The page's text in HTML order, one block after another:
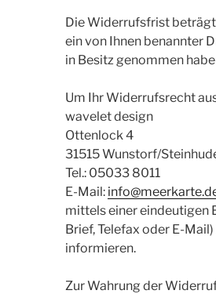
Die Widerrufsfrist beträgt
ein von Ihnen benannter
in Besitz genommen
Um Ihr Widerrufsrecht
wavelet design
Ottenlock 4
31515 Wunstorf/
Tel.: 05033 8011
E-Mail:
mittels einer eindeutigen
Brief, Telefax oder E-
informieren.
Zur Wahrung der